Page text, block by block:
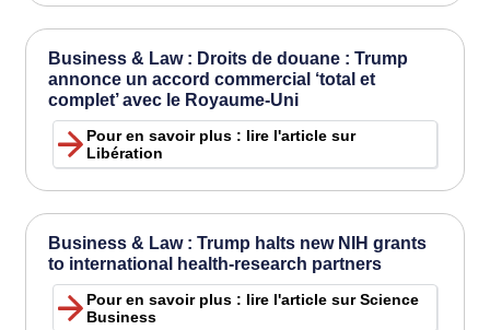
Business & Law : Droits de douane : Trump
annonce un accord commercial ‘total et
complet’ avec le Royaume-Uni
Pour en savoir plus : lire l'article sur
Libération
Business & Law : Trump halts new NIH grants
to international health-research partners
Pour en savoir plus : lire l'article sur Science
Business